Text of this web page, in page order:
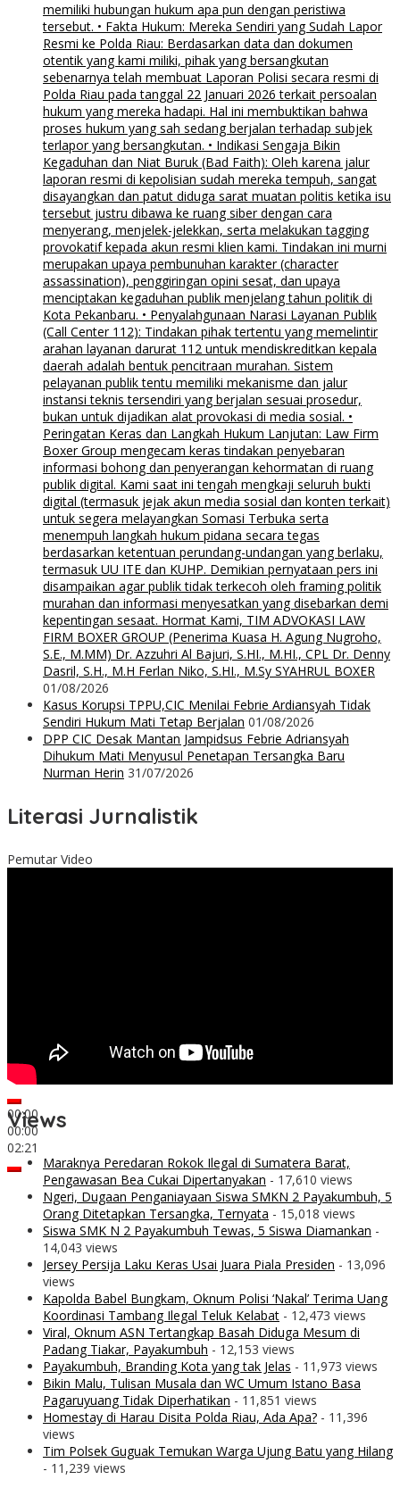
memiliki hubungan hukum apa pun dengan peristiwa
tersebut. • Fakta Hukum: Mereka Sendiri yang Sudah Lapor
Resmi ke Polda Riau: Berdasarkan data dan dokumen
otentik yang kami miliki, pihak yang bersangkutan
sebenarnya telah membuat Laporan Polisi secara resmi di
Polda Riau pada tanggal 22 Januari 2026 terkait persoalan
hukum yang mereka hadapi. Hal ini membuktikan bahwa
proses hukum yang sah sedang berjalan terhadap subjek
terlapor yang bersangkutan. • Indikasi Sengaja Bikin
Kegaduhan dan Niat Buruk (Bad Faith): Oleh karena jalur
laporan resmi di kepolisian sudah mereka tempuh, sangat
disayangkan dan patut diduga sarat muatan politis ketika isu
tersebut justru dibawa ke ruang siber dengan cara
menyerang, menjelek-jelekkan, serta melakukan tagging
provokatif kepada akun resmi klien kami. Tindakan ini murni
merupakan upaya pembunuhan karakter (character
assassination), penggiringan opini sesat, dan upaya
menciptakan kegaduhan publik menjelang tahun politik di
Kota Pekanbaru. • Penyalahgunaan Narasi Layanan Publik
(Call Center 112): Tindakan pihak tertentu yang memelintir
arahan layanan darurat 112 untuk mendiskreditkan kepala
daerah adalah bentuk pencitraan murahan. Sistem
pelayanan publik tentu memiliki mekanisme dan jalur
instansi teknis tersendiri yang berjalan sesuai prosedur,
bukan untuk dijadikan alat provokasi di media sosial. •
Peringatan Keras dan Langkah Hukum Lanjutan: Law Firm
Boxer Group mengecam keras tindakan penyebaran
informasi bohong dan penyerangan kehormatan di ruang
publik digital. Kami saat ini tengah mengkaji seluruh bukti
digital (termasuk jejak akun media sosial dan konten terkait)
untuk segera melayangkan Somasi Terbuka serta
menempuh langkah hukum pidana secara tegas
berdasarkan ketentuan perundang-undangan yang berlaku,
termasuk UU ITE dan KUHP. Demikian pernyataan pers ini
disampaikan agar publik tidak terkecoh oleh framing politik
murahan dan informasi menyesatkan yang disebarkan demi
kepentingan sesaat. Hormat Kami, TIM ADVOKASI LAW
FIRM BOXER GROUP (Penerima Kuasa H. Agung Nugroho,
S.E., M.MM) Dr. Azzuhri Al Bajuri, S.HI., M.HI., CPL Dr. Denny
Dasril, S.H., M.H Ferlan Niko, S.HI., M.Sy SYAHRUL BOXER
01/08/2026
Kasus Korupsi TPPU,CIC Menilai Febrie Ardiansyah Tidak
Sendiri Hukum Mati Tetap Berjalan 01/08/2026
DPP CIC Desak Mantan Jampidsus Febrie Adriansyah
Dihukum Mati Menyusul Penetapan Tersangka Baru
Nurman Herin 31/07/2026
Literasi Jurnalistik
Pemutar Video
00:00
00:00
02:21
Views
Maraknya Peredaran Rokok Ilegal di Sumatera Barat,
Pengawasan Bea Cukai Dipertanyakan - 17,610 views
Ngeri, Dugaan Penganiayaan Siswa SMKN 2 Payakumbuh, 5
Orang Ditetapkan Tersangka, Ternyata - 15,018 views
Siswa SMK N 2 Payakumbuh Tewas, 5 Siswa Diamankan -
14,043 views
Jersey Persija Laku Keras Usai Juara Piala Presiden - 13,096
views
Kapolda Babel Bungkam, Oknum Polisi ‘Nakal’ Terima Uang
Koordinasi Tambang Ilegal Teluk Kelabat - 12,473 views
Viral, Oknum ASN Tertangkap Basah Diduga Mesum di
Padang Tiakar, Payakumbuh - 12,153 views
Payakumbuh, Branding Kota yang tak Jelas - 11,973 views
Bikin Malu, Tulisan Musala dan WC Umum Istano Basa
Pagaruyuang Tidak Diperhatikan - 11,851 views
Homestay di Harau Disita Polda Riau, Ada Apa? - 11,396
views
Tim Polsek Guguak Temukan Warga Ujung Batu yang Hilang
- 11,239 views